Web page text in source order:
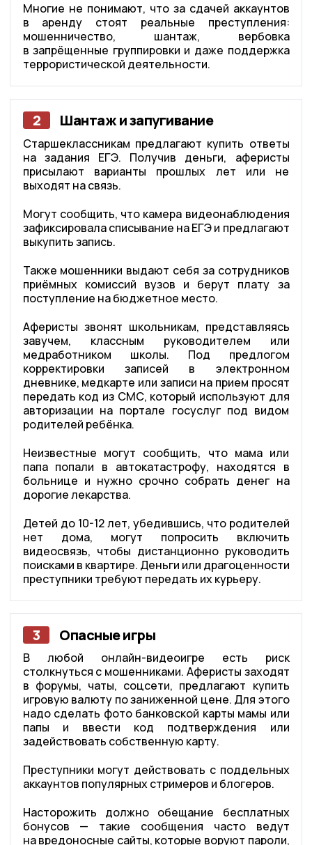
Многие не понимают, что за сдачей аккаунтов
в аренду стоят реальные преступления:
мошенничество, шантаж, вербовка
в запрёщенные группировки и даже поддержка
террористической деятельности.
2 Шантаж и запугивание
Старшеклассникам предлагают купить ответы
на задания ЕГЭ. Получив деньги, аферисты
присылают варианты прошлых лет или не
выходят на связь.
Могут сообщить, что камера видеонаблюдения
зафиксировала списывание на ЕГЭ и предлагают
выкупить запись.
Также мошенники выдают себя за сотрудников
приёмных комиссий вузов и берут плату за
поступление на бюджетное место.
Аферисты звонят школьникам, представляясь
завучем, классным руководителем или
медработником школы. Под предлогом
корректировки записей в электронном
дневнике, медкарте или записи на прием просят
передать код из СМС, который используют для
авторизации на портале госуслуг под видом
родителей ребёнка.
Неизвестные могут сообщить, что мама или
папа попали в автокатастрофу, находятся в
больнице и нужно срочно собрать денег на
дорогие лекарства.
Детей до 10-12 лет, убедившись, что родителей
нет дома, могут попросить включить
видеосвязь, чтобы дистанционно руководить
поисками в квартире. Деньги или драгоценности
преступники требуют передать их курьеру.
3 Опасные игры
В любой онлайн-видеоигре есть риск
столкнуться с мошенниками. Аферисты заходят
в форумы, чаты, соцсети, предлагают купить
игровую валюту по заниженной цене. Для этого
надо сделать фото банковской карты мамы или
папы и ввести код подтверждения или
задействовать собственную карту.
Преступники могут действовать с поддельных
аккаунтов популярных стримеров и блогеров.
Насторожить должно обещание бесплатных
бонусов — такие сообщения часто ведут
на вредоносные сайты, которые воруют пароли,